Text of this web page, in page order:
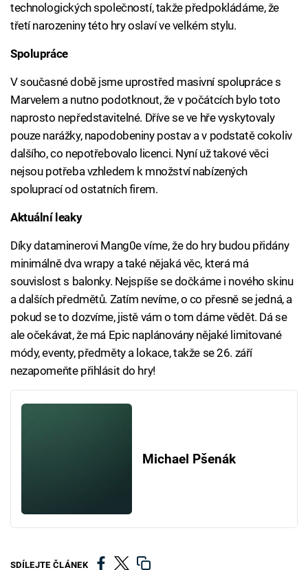
technologických společností, takže předpokládáme, že
třetí narozeniny této hry oslaví ve velkém stylu.
Spolupráce
V současné době jsme uprostřed masivní spolupráce s
Marvelem a nutno podotknout, že v počátcích bylo toto
naprosto nepředstavitelné. Dříve se ve hře vyskytovaly
pouze narážky, napodobeniny postav a v podstatě cokoliv
dalšího, co nepotřebovalo licenci. Nyní už takové věci
nejsou potřeba vzhledem k množství nabízených
spoluprací od ostatních firem.
Aktuální leaky
Díky dataminerovi Mang0e víme, že do hry budou přidány
minimálně dva wrapy a také nějaká věc, která má
souvislost s balonky. Nejspíše se dočkáme i nového skinu
a dalších předmětů. Zatím nevíme, o co přesně se jedná, a
pokud se to dozvíme, jistě vám o tom dáme vědět. Dá se
ale očekávat, že má Epic naplánovány nějaké limitované
módy, eventy, předměty a lokace, takže se 26. září
nezapomeňte přihlásit do hry!
Michael Pšenák
SDÍLEJTE ČLÁNEK